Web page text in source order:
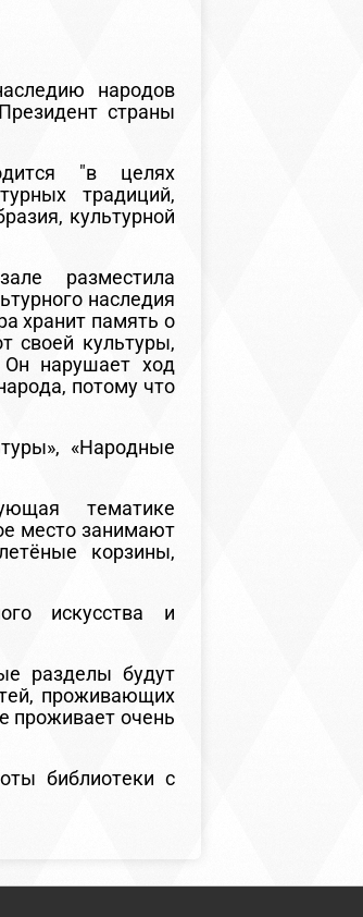
народов
страны
"в целях
традиций,
культурной
разместила
наследия
хранит память о
своей культуры,
Он нарушает ход
потому что
«Народные
тематике
место занимают
корзины,
искусства и
разделы будут
проживающих
проживает очень
библиотеки с